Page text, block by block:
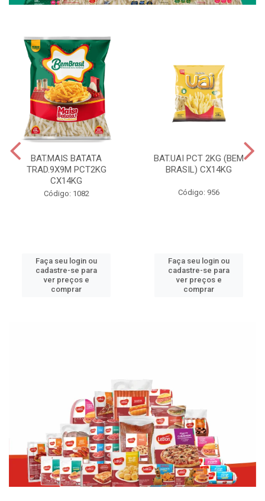
BAT.MAIS BATATA
TRAD.9X9M PCT2KG
CX14KG
Código: 1082
Faça seu login ou
cadastre-se para
ver preços e
comprar
BAT.UAI PCT 2KG (BEM
BRASIL) CX14KG
Código: 956
Faça seu login ou
cadastre-se para
ver preços e
comprar